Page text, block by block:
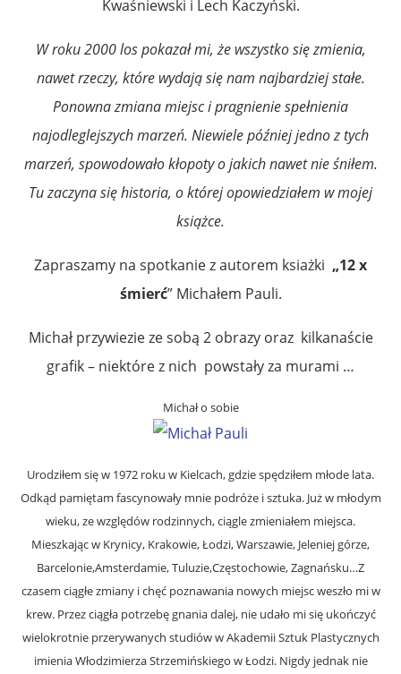
Kwaśniewski i Lech Kaczyński.
W roku 2000 los pokazał mi, że wszystko się zmienia,
nawet rzeczy, które wydają się nam najbardziej stałe.
Ponowna zmiana miejsc i pragnienie spełnienia
najodleglejszych marzeń. Niewiele później jedno z tych
marzeń, spowodowało kłopoty o jakich nawet nie śniłem.
Tu zaczyna się historia, o której opowiedziałem w mojej
książce.
Zapraszamy na spotkanie z autorem ksiażki „12 x
śmierć” Michałem Pauli.
Michał przywiezie ze sobą 2 obrazy oraz kilkanaście
grafik – niektóre z nich powstały za murami …
Michał o sobie
Urodziłem się w 1972 roku w Kielcach, gdzie spędziłem młode lata.
Odkąd pamiętam fascynowały mnie podróże i sztuka. Już w młodym
wieku, ze względów rodzinnych, ciągle zmieniałem miejsca.
Mieszkając w Krynicy, Krakowie, Łodzi, Warszawie, Jeleniej górze,
Barcelonie,Amsterdamie, Tuluzie,Częstochowie, Zagnańsku…Z
czasem ciągłe zmiany i chęć poznawania nowych miejsc weszło mi w
krew. Przez ciągła potrzebę gnania dalej, nie udało mi się ukończyć
wielokrotnie przerywanych studiów w Akademii Sztuk Plastycznych
imienia Włodzimierza Strzemińskiego w Łodzi. Nigdy jednak nie